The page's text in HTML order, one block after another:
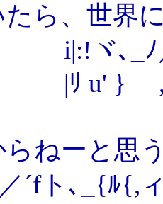
ら、世界
､_
} ,ﾉ
何
ねーと思
､_{ﾙ{,ィ